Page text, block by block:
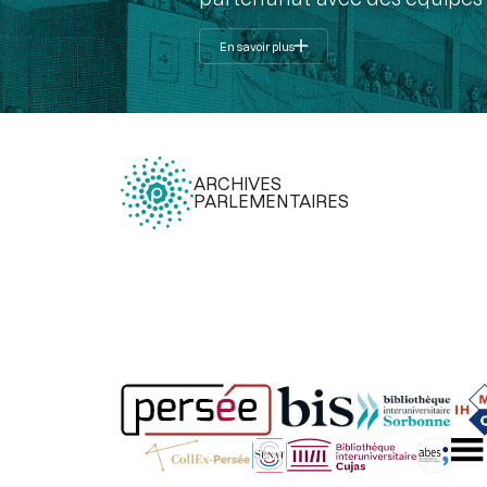
En savoir plus
ARCHIVES
PARLEMENTAIRES